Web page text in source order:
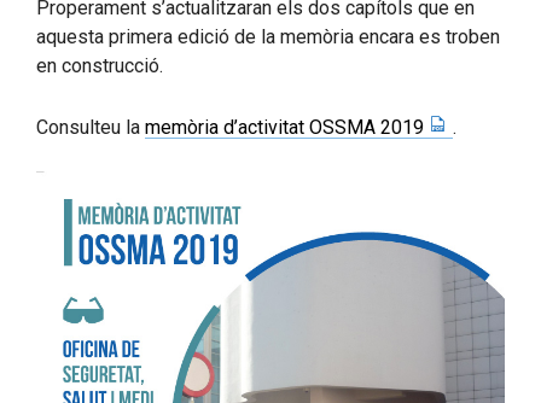
Properament s’actualitzaran els dos capítols que en
aquesta primera edició de la memòria encara es troben
en construcció.
Consulteu la memòria d’activitat OSSMA 2019 .